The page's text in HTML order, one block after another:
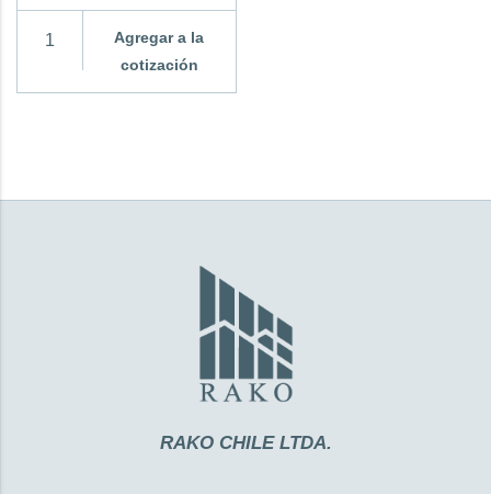
Agregar a la
cotización
RAKO CHILE LTDA.